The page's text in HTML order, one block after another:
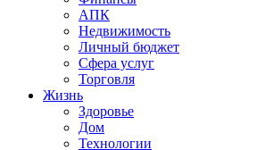
АПК
Недвижимость
Личный бюджет
Сфера услуг
Торговля
Жизнь
Здоровье
Дом
Технологии